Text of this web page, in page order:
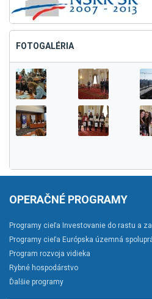
FOTOGALÉRIA
OPERAČNÉ PROGRAMY
Programy cieľa Investovanie do rastu a
Programy cieľa Európska územná
Program rozvoja vidieka
Rybné hospodárstvo
Ďalšie programy